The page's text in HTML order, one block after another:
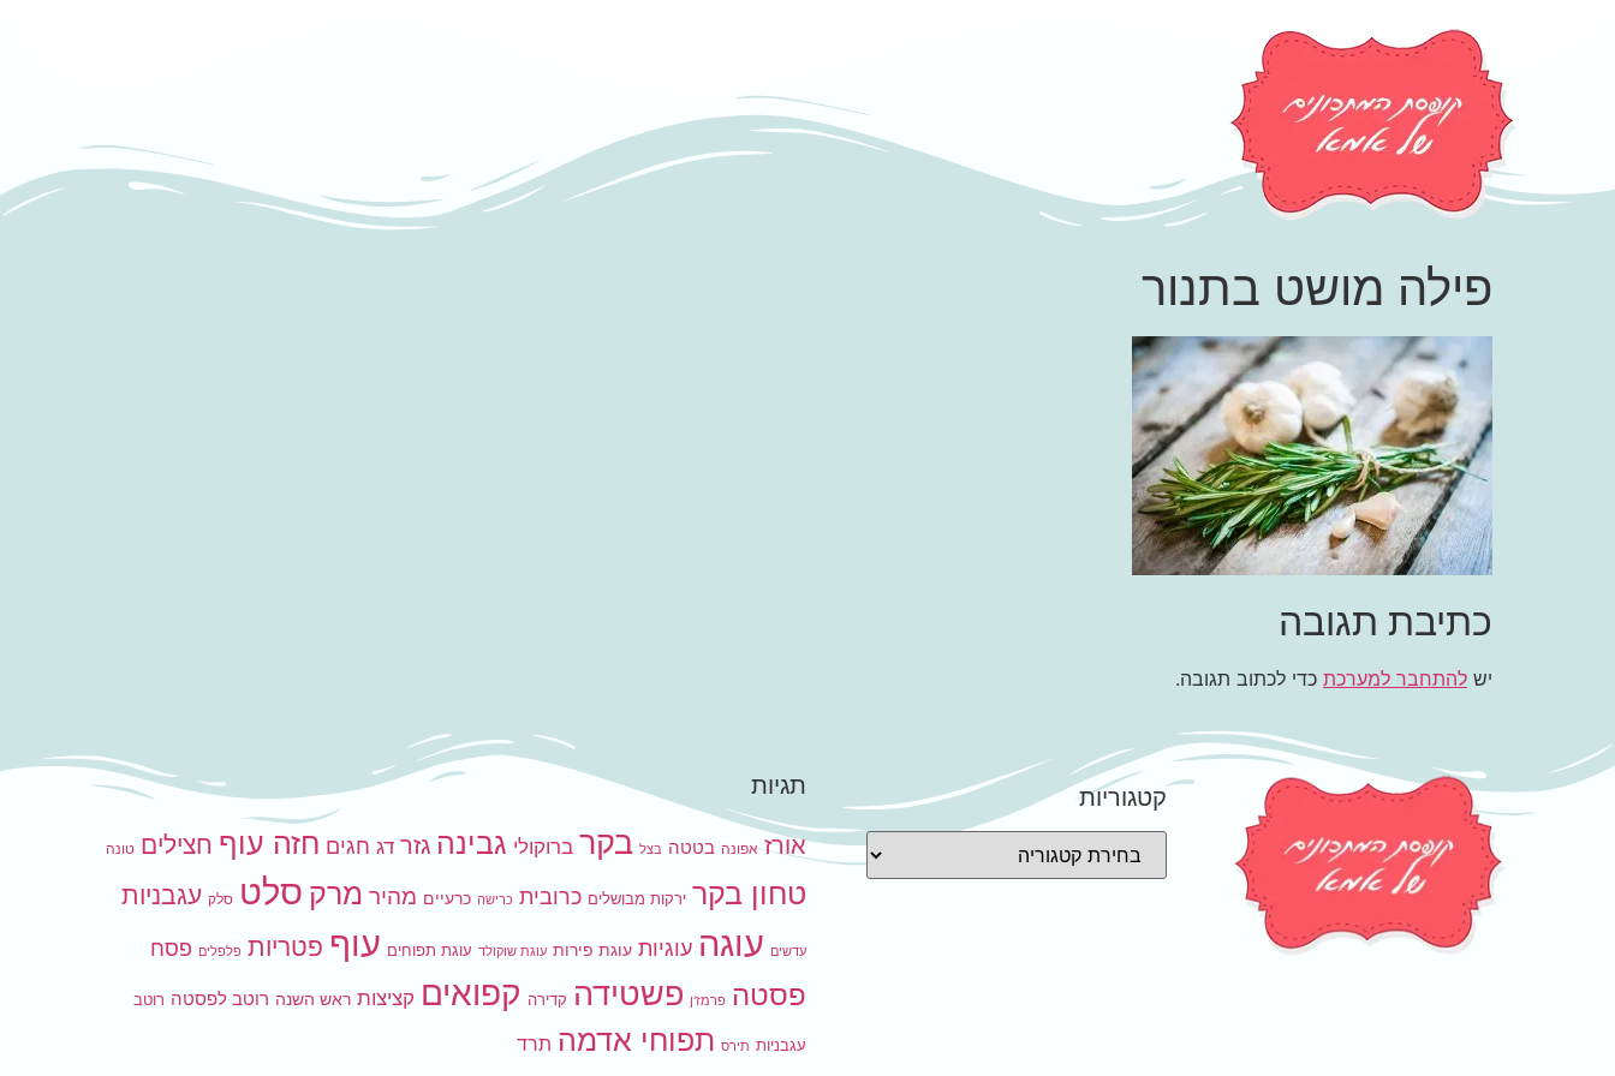
פילה מושט בתנור
כתיבת תגובה
יש להתחבר למערכת כדי לכתוב תגובה.
קטגוריות תגיות
אורז אפונה בטטה בצל בקר ברוקולי גבינה גזר דג חגים חזה עוף חצילים טונה
טחון בקר ירקות מבושלים כרובית כרישה כרעיים מהיר מרק סלט סלק עגבניות
עדשים עוגה עוגיות עוגת פירות עוגת שוקולד עוגת תפוחים עוף פטריות פלפלים פסח
פסטה פרמז'ן פשטידה קדירה קפואים קציצות ראש השנה רוטב לפסטה רוטב
עגבניות תירס תפוחי אדמה תרד